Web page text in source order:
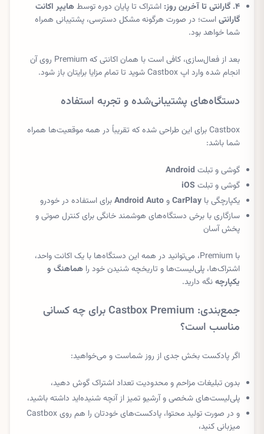
۴. گارانتی تا آخرین روز:
اشتراک تا پایان دوره توسطهایپر اکانت
گارانتیاست؛ در صورت هرگونه مشکل دسترسی، پشتیبانی همراه
شما خواهد بود.
بعد از فعال‌سازی، کافی است با همان اکانتی که Premium روی آن
انجام شده وارد اپ Castbox شوید تا تمام مزایا برایتان باز شود.
دستگاه‌های پشتیبانی‌شده و تجربه استفاده
Castbox برای این طراحی شده که تقریباً در همه موقعیت‌ها همراه
شما باشد:
گوشی و تبلت Android
گوشی و تبلت iOS
یکپارچگی با CarPlayوAndroid Autoبرای استفاده در خودرو
سازگاری با برخی دستگاه‌های هوشمند خانگی برای کنترل صوتی و
پخش آسان
با Premium، می‌توانید در همه این دستگاه‌ها با یک اکانت واحد،
اشتراک‌ها، پلی‌لیست‌ها و تاریخچه شنیدن خود را هماهنگ و
یکپارچهنگه دارید.
جمع‌بندی: Castbox Premium برای چه کسانی
مناسب است؟
اگر پادکست بخش جدی از روز شماست و می‌خواهید:
بدون تبلیغات مزاحم و محدودیت تعداد اشتراک گوش دهید،
پلی‌لیست‌های شخصی و آرشیو تمیز از آنچه شنیده‌اید داشته باشید،
و در صورت تولید محتوا، پادکست‌های خودتان را هم روی Castbox
میزبانی کنید،